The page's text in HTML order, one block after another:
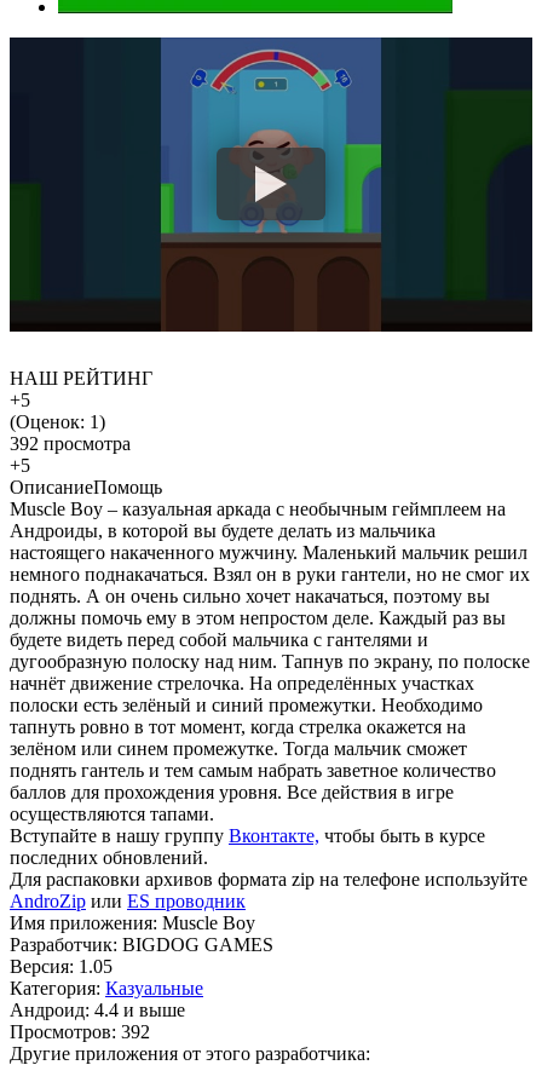
НАШ РЕЙТИНГ
+5
(Оценок: 1)
392 просмотра
+5
ОписаниеПомощь
Muscle Boy – казуальная аркада с необычным геймплеем на
Андроиды, в которой вы будете делать из мальчика
настоящего накаченного мужчину. Маленький мальчик решил
немного поднакачаться. Взял он в руки гантели, но не смог их
поднять. А он очень сильно хочет накачаться, поэтому вы
должны помочь ему в этом непростом деле. Каждый раз вы
будете видеть перед собой мальчика с гантелями и
дугообразную полоску над ним. Тапнув по экрану, по полоске
начнёт движение стрелочка. На определённых участках
полоски есть зелёный и синий промежутки. Необходимо
тапнуть ровно в тот момент, когда стрелка окажется на
зелёном или синем промежутке. Тогда мальчик сможет
поднять гантель и тем самым набрать заветное количество
баллов для прохождения уровня. Все действия в игре
осуществляются тапами.
Вступайте в нашу группу Вконтакте, чтобы быть в курсе
последних обновлений.
Для распаковки архивов формата zip на телефоне используйте
AndroZip или ES проводник
Имя приложения: Muscle Boy
Разработчик: BIGDOG GAMES
Версия: 1.05
Категория: Казуальные
Андроид: 4.4 и выше
Просмотров: 392
Другие приложения от этого разработчика: